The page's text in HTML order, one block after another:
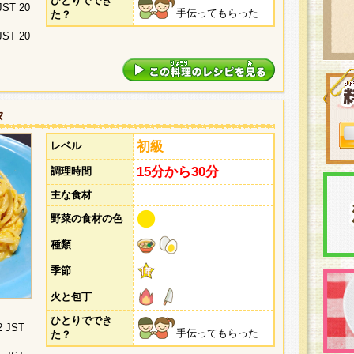
20
20
た？
手伝ってもらった
JST
レベル 初級
調理時間 15分から30分
主な食材
野菜の食材の色
種類
季節
火と包丁
ひとりででき
た？
手伝ってもらった